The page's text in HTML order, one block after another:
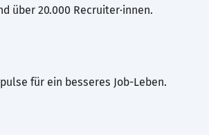
über 20.000 Recruiter·innen.
für ein besseres Job-Leben.